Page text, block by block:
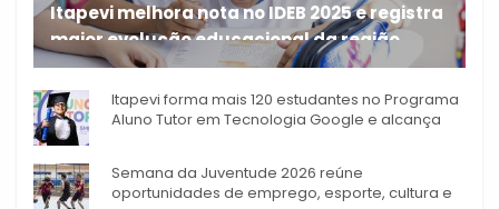
Itapevi melhora nota no IDEB 2025 e registra
maior evolução educacional da região
A rede municipal de ensino
Itapevi forma mais 120 estudantes no Programa
Aluno Tutor em Tecnologia Google e alcança
Semana da Juventude 2026 reúne
oportunidades de emprego, esporte, cultura e